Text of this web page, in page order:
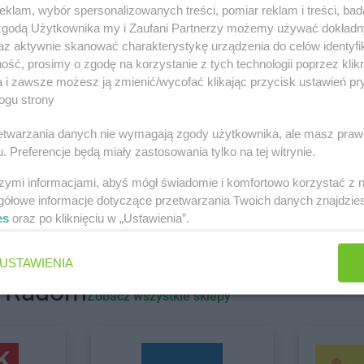
BLU Bielsko-Biała
BLU Bierzglinek
BLU
BLU
BLU Grudziądz
Zobacz wszystkie sklepy
wybór spersonalizowanych treści, pomiar reklam i treści,
Użytkownika my i Zaufani Partnerzy możemy używać
aktywnie skanować charakterystykę urządzenia do celów
prosimy o zgodę na korzystanie z tych technologii poprzez
i zawsze możesz ją zmienić/wycofać klikając przycisk ustawień
strony
danych nie wymagają zgody użytkownika, ale masz
Preferencje będą miały zastosowania tylko na tej witrynie.
informacjami, abyś mógł świadomie i komfortowo korzystać z
informacje dotyczące przetwarzania Twoich danych
oraz po kliknięciu w „Ustawienia”.
USTAWIENIA